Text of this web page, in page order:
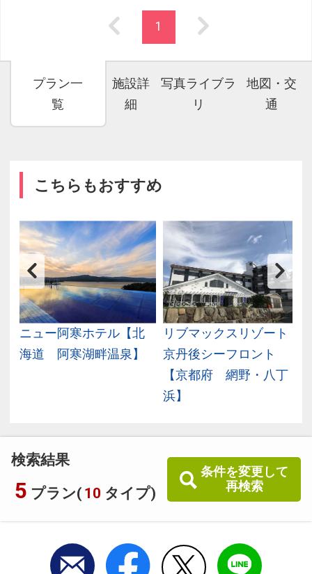
検索結果
5 プラン( 10 タイプ)
条件を変更して
再検索
1
プラン一
覧
施設詳
細
写真ライブラ
リ
地図・交
通
こちらもおすすめ
ニュー阿寒ホテル【北
海道 阿寒湖畔温泉】
リブマックスリゾート
京丹後シーフロント
【京都府 網野・八丁
浜】